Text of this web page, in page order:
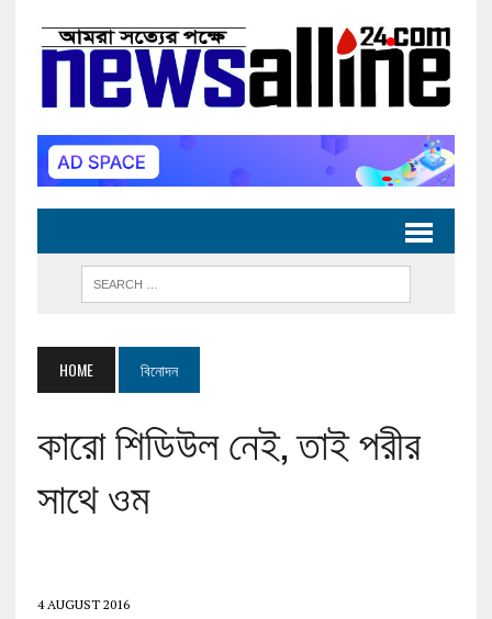
HOME বিনোদন
কারো শিডিউল নেই, তাই পরীর
সাথে ওম
4 AUGUST 2016